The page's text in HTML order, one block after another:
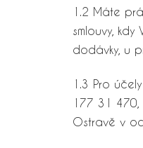
1.2 Máte
smlouvy,
dodávky, u
1.3 Pro
177 31 470,
Ostravě v